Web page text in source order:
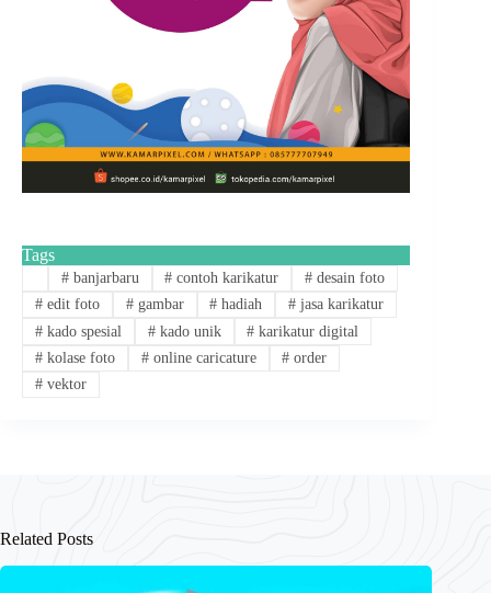
Tags
#banjarbaru # contoh karikatur # desain foto
#edit foto #gambar # hadiah # jasa karikatur
#kado spesial #kado unik # karikatur digital
#kolase foto #online caricature # order
#vektor
Related Posts